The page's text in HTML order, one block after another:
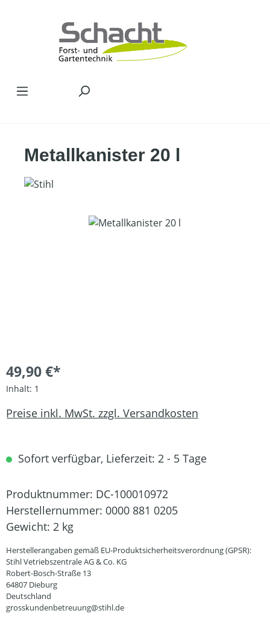
Metallkanister 20 l
Bildergalerie überspringen
49,90 €*
Inhalt: 1
Preise inkl. MwSt. zzgl. Versandkosten
Sofort verfügbar, Lieferzeit: 2 - 5 Tage
Produktnummer: DC-100010972
Herstellernummer: 0000 881 0205
Gewicht: 2 kg
Herstellerangaben gemäß EU-Produktsicherheitsverordnung (GPSR):
Stihl Vetriebszentrale AG & Co. KG
Robert-Bosch-Straße 13
64807 Dieburg
Deutschland
grosskundenbetreuung@stihl.de